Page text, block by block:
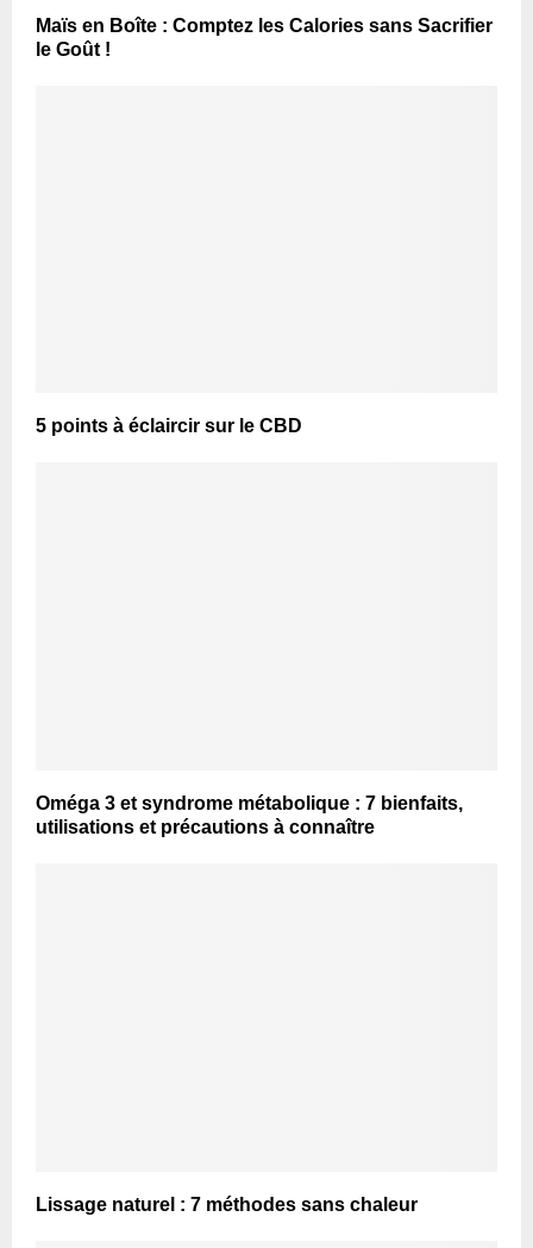
Maïs en Boîte : Comptez les Calories sans Sacrifier
le Goût !
5 points à éclaircir sur le CBD
Oméga 3 et syndrome métabolique : 7 bienfaits,
utilisations et précautions à connaître
Lissage naturel : 7 méthodes sans chaleur